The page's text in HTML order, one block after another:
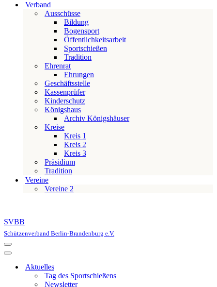
Verband
Ausschüsse
Bildung
Bogensport
Öffentlichkeitsarbeit
Sportschießen
Tradition
Ehrenrat
Ehrungen
Geschäftsstelle
Kassenprüfer
Kinderschutz
Königshaus
Archiv Königshäuser
Kreise
Kreis 1
Kreis 2
Kreis 3
Präsidium
Tradition
Vereine
Vereine 2
SVBB
Schützenverband Berlin-Brandenburg e.V.
Navigationsmenü
Navigationsmenü
Aktuelles
Tag des Sportschießens
Newsletter